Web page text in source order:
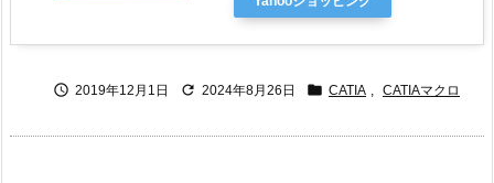
 2019年12月1日  2024年8月26日  CATIA CATIAマクロ